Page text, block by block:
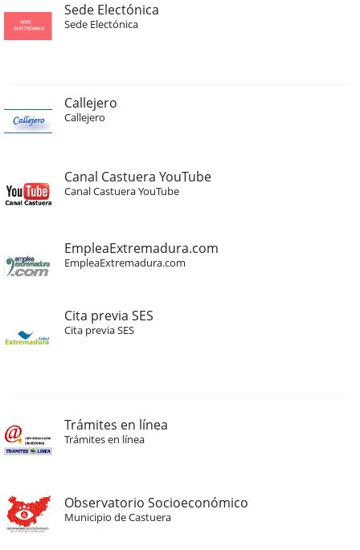
Sede Electónica
Sede Electónica
Callejero
Callejero
Canal Castuera YouTube
Canal Castuera YouTube
EmpleaExtremadura.com
EmpleaExtremadura.com
Cita previa SES
Cita previa SES
Trámites en línea
Trámites en línea
Observatorio Socioeconómico
Municipio de Castuera